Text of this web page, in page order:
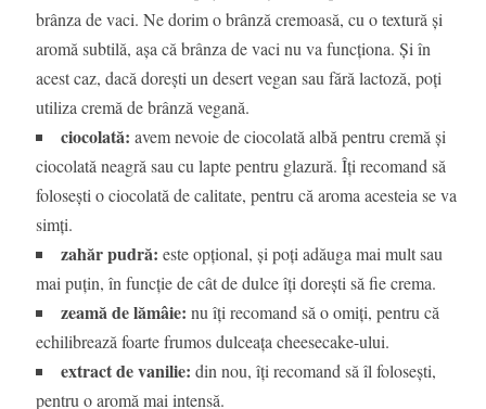
brânza de vaci. Ne dorim o brânză cremoasă, cu o textură și
aromă subtilă, așa că brânza de vaci nu va funcționa. Și în
acest caz, dacă dorești un desert vegan sau fără lactoză, poți
utiliza cremă de brânză vegană.
ciocolată: avem nevoie de ciocolată albă pentru cremă și
ciocolată neagră sau cu lapte pentru glazură. Îți recomand să
folosești o ciocolată de calitate, pentru că aroma acesteia se va
simți.
zahăr pudră: este opțional, și poți adăuga mai mult sau
mai puțin, în funcție de cât de dulce îți dorești să fie crema.
zeamă de lămâie: nu îți recomand să o omiți, pentru că
echilibrează foarte frumos dulceața cheesecake-ului.
extract de vanilie: din nou, îți recomand să îl folosești,
pentru o aromă mai intensă.